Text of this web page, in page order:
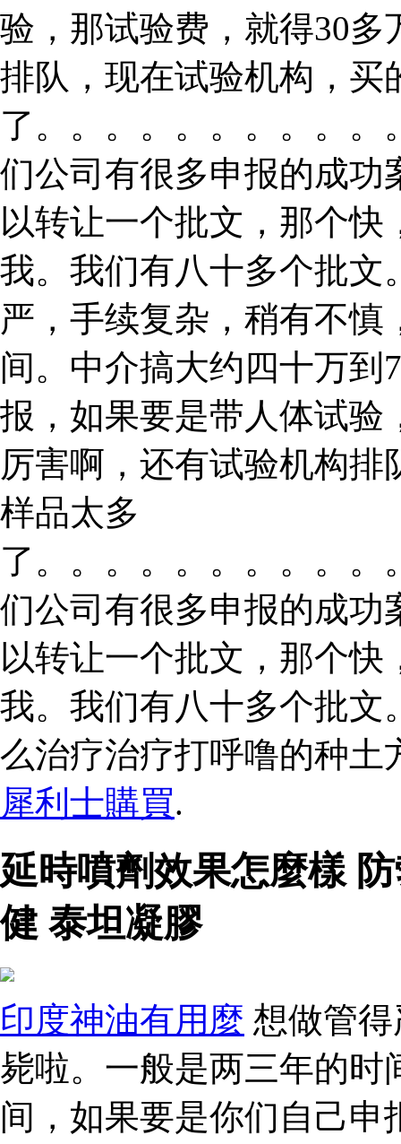
验，那试验费，就得30
排队，现在试验机构，买
了。。。。。。。。。
们公司有很多申报的成功
以转让一个批文，那个
我。我们有八十多个批文
严，手续复杂，稍有不
间。中介搞大约四十万到
报，如果要是带人体试验
厉害啊，还有试验机构
样品太多
了。。。。。。。。。
们公司有很多申报的成功
以转让一个批文，那个
我。我们有八十多个批文
么治疗治疗打呼噜的种土
犀利士購買.
延時噴劑效果怎麼樣
健 泰坦凝膠
印度神油有用麼 想做管
毙啦。一般是两三年的时
间，如果要是你们自己